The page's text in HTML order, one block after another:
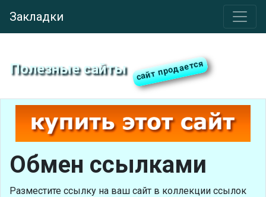
Закладки
Полезные сайты
Обмен ссылками
Разместите ссылку на ваш сайт в коллекции ссылок